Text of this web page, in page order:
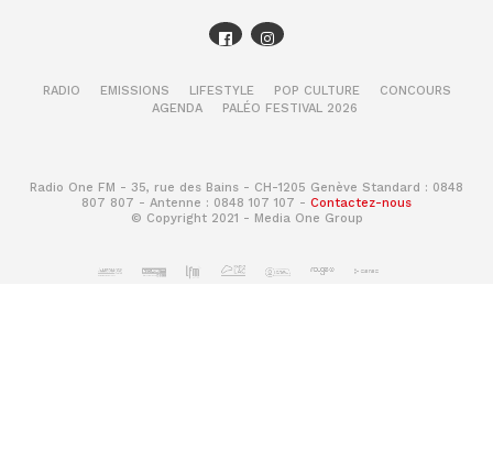
RADIO EMISSIONS LIFESTYLE POP CULTURE
CONCOURS
AGENDA
PALÉO FESTIVAL 2026
Radio One FM - 35, rue des Bains - CH-1205 Genève Standard : 0848
807 807 - Antenne : 0848 107 107 - Contactez-nous
© Copyright 2021 - Media One Group